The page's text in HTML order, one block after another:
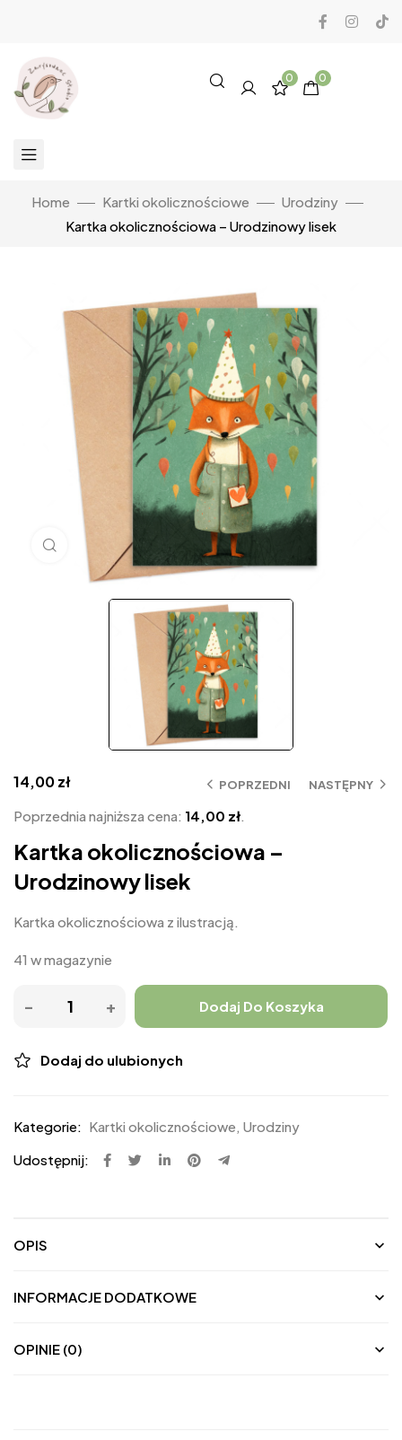
0 0
Home Kartki okolicznościowe
Urodziny
Kartka okolicznościowa – Urodzinowy lisek
Click to enlarge
POPRZEDNI NASTĘPNY
14,00zł
Poprzednia najniższa cena: 14,00 zł.
Kartka okolicznościowa –
Urodzinowy lisek
Kartka okolicznościowa z ilustracją.
41 w magazynie
Dodaj Do Koszyka
Dodaj do ulubionych
Kategorie: Kartki okolicznościowe, Urodziny
Udostępnij:
OPIS
INFORMACJE DODATKOWE
OPINIE (0)